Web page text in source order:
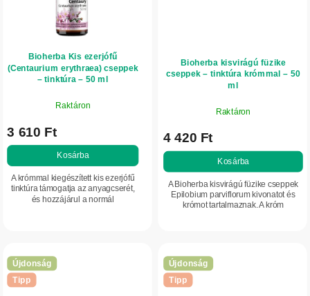
Bioherba Kis ezerjófű
(Centaurium erythraea) cseppek
– tinktúra – 50 ml
Raktáron
3 610 Ft
Kosárba
A krómmal kiegészített kis ezerjófű
tinktúra támogatja az anyagcserét,
és hozzájárul a normál
Bioherba kisvirágú füzike
cseppek – tinktúra krómmal – 50
ml
Raktáron
4 420 Ft
Kosárba
A Bioherba kisvirágú füzike cseppek
Epilobium parviflorum kivonatot és
krómot tartalmaznak. A króm
Újdonság
Tipp
Újdonság
Tipp